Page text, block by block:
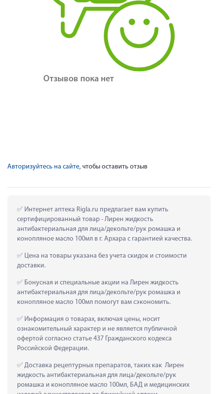
Отзывов пока нет
Авторизуйтесь на сайте, чтобы оставить отзыв
Интернет аптека Rigla.ru предлагает вам купить
сертифицированный товар - Лирен жидкость
антибактериальная для лица/декольте/рук ромашка и
конопляное масло 100мл в г. Архара с гарантией качества.
Цена на товары указана без учета скидок и стоимости
доставки.
Бонусная и специальные акции на Лирен жидкость
антибактериальная для лица/декольте/рук ромашка и
конопляное масло 100мл помогут вам сэкономить.
Информация о товарах, включая цены, носит
ознакомительный характер и не является публичной
офертой согласно статье 437 Гражданского кодекса
Российской Федерации.
Доставка рецептурных препаратов, таких как  Лирен
жидкость антибактериальная для лица/декольте/рук
ромашка и конопляное масло 100мл, БАД и медицинских